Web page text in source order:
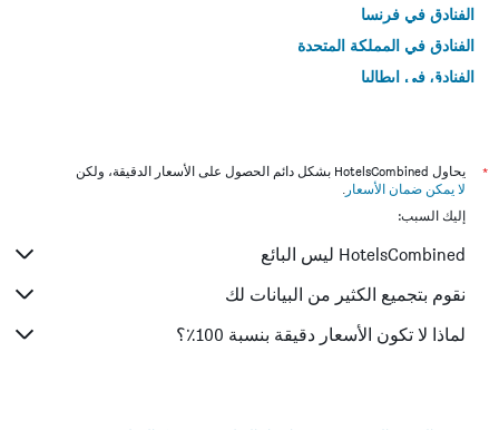
الفنادق في فرنسا
الفنادق في المملكة المتحدة
الفنادق في إيطاليا
*
يحاول HotelsCombined بشكل دائم الحصول على الأسعار الدقيقة، ولكن
لا يمكن ضمان الأسعار .
إليك السبب:
HotelsCombined ليس البائع
نقوم بتجميع الكثير من البيانات لك
لماذا لا تكون الأسعار دقيقة بنسبة 100٪؟